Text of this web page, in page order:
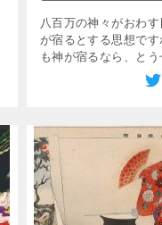
八百万の神々がおわ
が宿るとする思想で
も神が宿るなら、と
ても、おかしくはあ
りの神も、同様です
も、日本の神様ら […]